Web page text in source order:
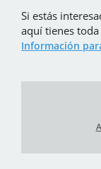
Si estás
aquí tienes
Información